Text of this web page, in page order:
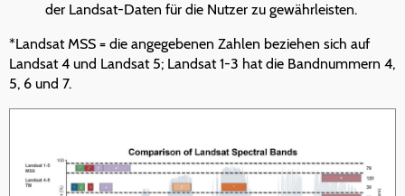
der Landsat-Daten für die Nutzer zu gewährleisten.
*Landsat MSS = die angegebenen Zahlen beziehen sich auf
Landsat 4 und Landsat 5; Landsat 1-3 hat die Bandnummern 4,
5, 6 und 7.